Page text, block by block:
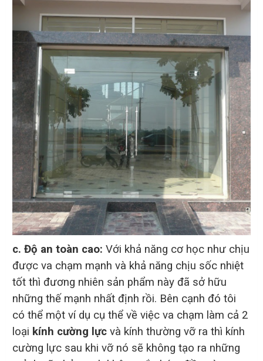
c. Độ an toàn cao: Với khả năng cơ học như chịu
được va chạm mạnh và khả năng chịu sốc nhiệt
tốt thì đương nhiên sản phẩm này đã sở hữu
những thế mạnh nhất định rồi. Bên cạnh đó tôi
có thể một ví dụ cụ thể về việc va chạm làm cả 2
loại kính cường lực và kính thường vỡ ra thì kính
cường lực sau khi vỡ nó sẽ không tạo ra những